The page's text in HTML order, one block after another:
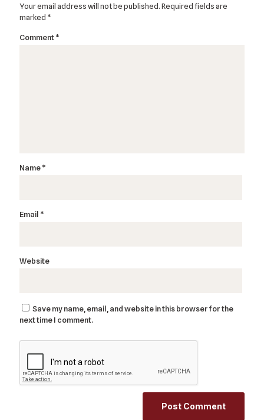
Your email address will not be published.Required fields are
marked *
Comment*
Name*
Email *
Website
Save my name, email, and website in this browser for the
next time I comment.